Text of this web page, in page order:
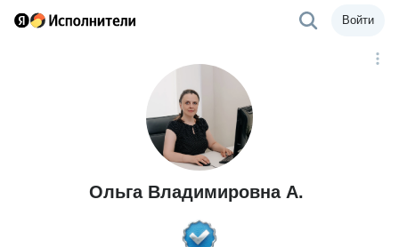
Войти
Ольга Владимировна A.